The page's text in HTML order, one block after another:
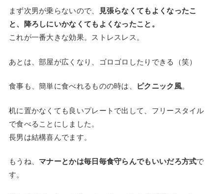
まず次男が乗らないので、
見張らなくてもよくなったこ
と、降ろしにいかなくてもよくなったこと。
これが一番大きな効果。ストレスレス。
あとは、部屋が広くなり、ゴロゴロしたりできる（笑）
食事も、簡単に食べれるものの時は、 ピクニック風。
机に置かなくても良いプレートで出して、フリースタイル
で食べることにしました。
長男は結構喜んでます。
もうね、 マナーとかは毎日毎食守らんでもいいだろ方式で
す。